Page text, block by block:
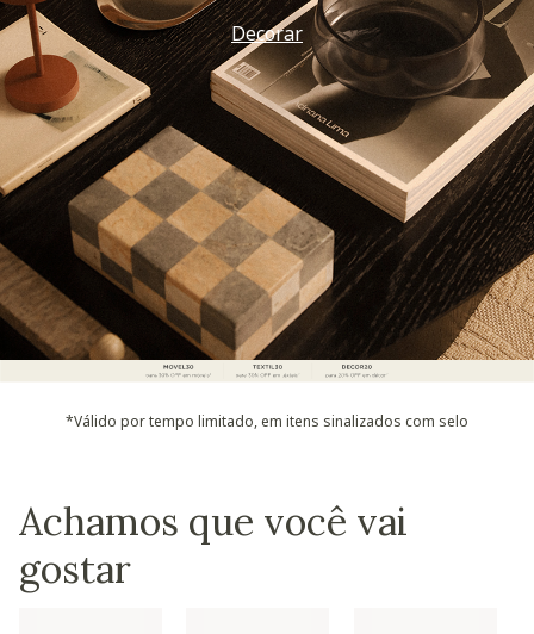
Vem ver
*Válido por tempo limitado, em itens sinalizados com selo
Achamos que você vai
gostar